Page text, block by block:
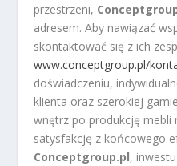
przestrzeni,
adresem. Aby nawiązać
skontaktować się z ich
www.conceptgroup.pl/
doświadczeniu,
klienta oraz szerokiej
wnętrz po produkcję mebli
satysfakcję z końcowego
Conceptgroup.pl,